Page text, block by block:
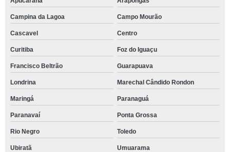
Campina da Lagoa Campo Mourão
Cascavel Centro
Curitiba Foz do Iguaçu
Francisco Beltrão Guarapuava
Londrina Marechal Cândido Rondon
Maringá Paranaguá
Paranavaí Ponta Grossa
Rio Negro Toledo
Ubiratã
Umuarama